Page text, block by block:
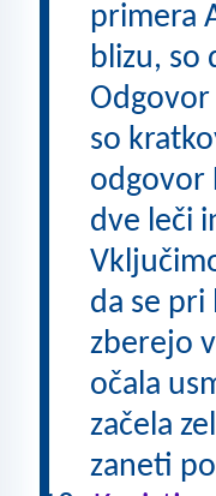
primera
blizu, so
so
odgovor
dve leči
da se pri
zberejo
očala
začela
zaneti